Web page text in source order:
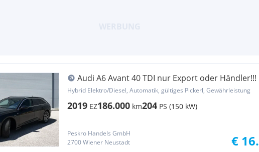
Audi A6 Avant 40 TDI nur Export oder Händler!!!
Hybrid Elektro/Diesel, Automatik, gültiges Pickerl, Gewährleistung
2019 EZ186.000 km204 PS (150 kW)
Peskro Handels GmbH
2700 Wiener Neustadt
€